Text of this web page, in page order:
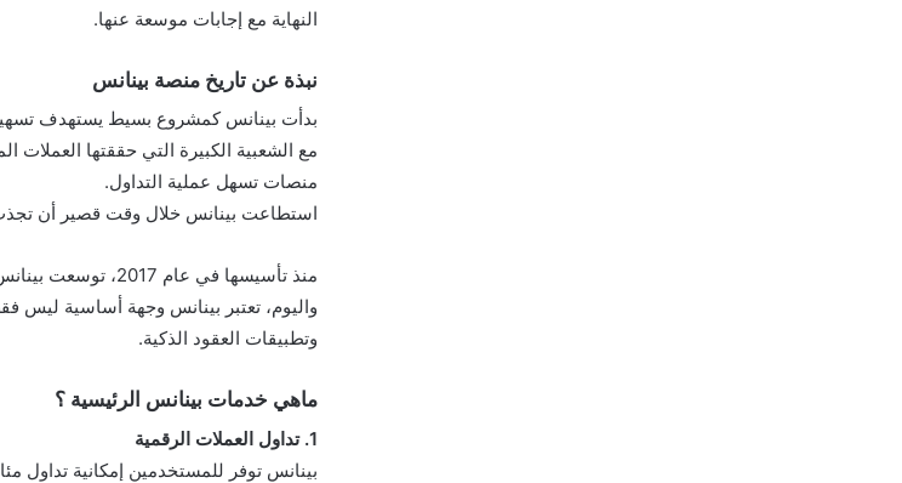
النهاية مع إجابات موسعة عنها.
نبذة عن تاريخ منصة بينانس
بدأت بينانس كمشروع بسيط يستهدف
مع الشعبية الكبيرة التي حققتها
منصات تسهل عملية التداول.
استطاعت بينانس خلال وقت قصير أن تجذب
منذ تأسيسها في عام 2017، توسعت بينانس بشكل كبير، وتجاوز عدد مستخدميها ملايين الأشخاص حول العالم.
واليوم، تعتبر بينانس وجهة أساسية ليس
وتطبيقات العقود الذكية.
ماهي خدمات بينانس الرئيسية ؟
1. تداول العملات الرقمية